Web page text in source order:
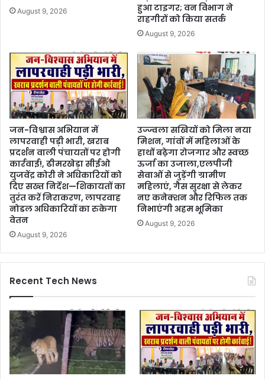
August 9, 2026
हुआ टाइगर; वन विभाग ने
राहगीरों को किया सतर्क
August 9, 2026
जन-विश्वास अभियान में
लापरवाही पड़ी भारी, खराब
प्रदर्शन वाली पंचायतों पर होगी
कार्रवाई!, ढीमरखेड़ा सीईओ
युजवेंद्र कोरी ने अधिकारियों को
दिए सख्त निर्देश—शिकायतों का
तुरंत करें निराकरण, लापरवाह
नोडल अधिकारियों का रुकेगा
वेतन
August 9, 2026
उज्ज्वला सखियों को मिला नया
मिशन, गांवों में महिलाओं के
हाथों बढ़ेगा रोजगार और स्वच्छ
ऊर्जा का उजाला,एलपीजी
सेवाओं से जुड़ेंगी ग्रामीण
महिलाएं, गैस सुरक्षा से लेकर
नए कनेक्शन और रिफिल तक
निभाएंगी अहम भूमिका
August 9, 2026
Recent Tech News